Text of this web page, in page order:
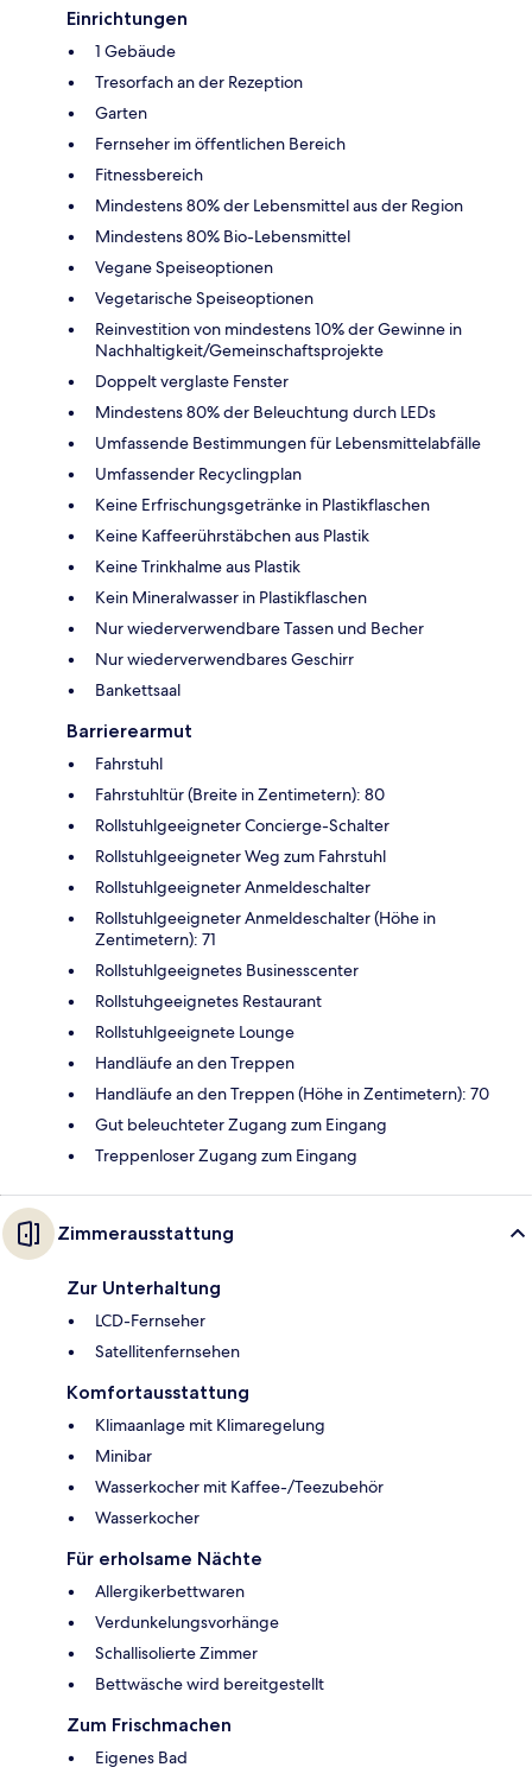
Einrichtungen
1 Gebäude
Tresorfach an der Rezeption
Garten
Fernseher im öffentlichen Bereich
Fitnessbereich
Mindestens 80% der Lebensmittel aus der Region
Mindestens 80% Bio-Lebensmittel
Vegane Speiseoptionen
Vegetarische Speiseoptionen
Reinvestition von mindestens 10% der Gewinne in
Nachhaltigkeit/Gemeinschaftsprojekte
Doppelt verglaste Fenster
Mindestens 80% der Beleuchtung durch LEDs
Umfassende Bestimmungen für Lebensmittelabfälle
Umfassender Recyclingplan
Keine Erfrischungsgetränke in Plastikflaschen
Keine Kaffeerührstäbchen aus Plastik
Keine Trinkhalme aus Plastik
Kein Mineralwasser in Plastikflaschen
Nur wiederverwendbare Tassen und Becher
Nur wiederverwendbares Geschirr
Bankettsaal
Barrierearmut
Fahrstuhl
Fahrstuhltür (Breite in Zentimetern): 80
Rollstuhlgeeigneter Concierge-Schalter
Rollstuhlgeeigneter Weg zum Fahrstuhl
Rollstuhlgeeigneter Anmeldeschalter
Rollstuhlgeeigneter Anmeldeschalter (Höhe in
Zentimetern): 71
Rollstuhlgeeignetes Businesscenter
Rollstuhgeeignetes Restaurant
Rollstuhlgeeignete Lounge
Handläufe an den Treppen
Handläufe an den Treppen (Höhe in Zentimetern): 70
Gut beleuchteter Zugang zum Eingang
Treppenloser Zugang zum Eingang
Zimmerausstattung
Zur Unterhaltung
LCD-Fernseher
Satellitenfernsehen
Komfortausstattung
Klimaanlage mit Klimaregelung
Minibar
Wasserkocher mit Kaffee-/Teezubehör
Wasserkocher
Für erholsame Nächte
Allergikerbettwaren
Verdunkelungsvorhänge
Schallisolierte Zimmer
Bettwäsche wird bereitgestellt
Zum Frischmachen
Eigenes Bad